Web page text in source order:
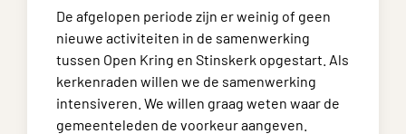
De afgelopen periode zijn er weinig of geen
nieuwe activiteiten in de samenwerking
tussen Open Kring en Stinskerk opgestart. Als
kerkenraden willen we de samenwerking
intensiveren. We willen graag weten waar de
gemeenteleden de voorkeur aangeven.